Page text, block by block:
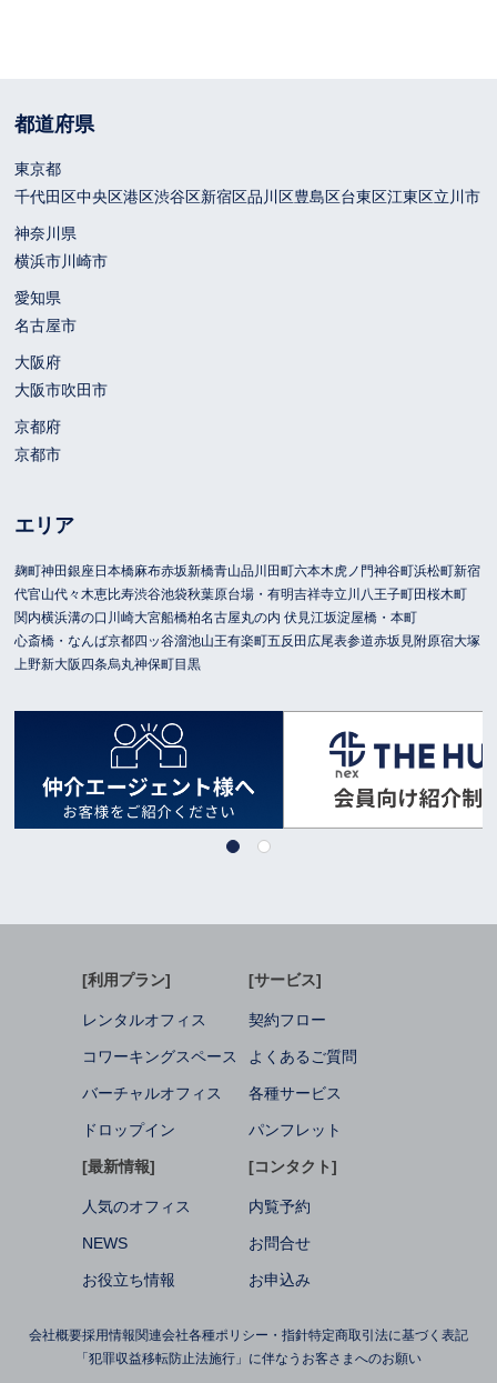
都道府県
東京都
千代田区中央区港区渋谷区新宿区品川区豊島区台東区江東区立川市
神奈川県
横浜市川崎市
愛知県
名古屋市
大阪府
大阪市吹田市
京都府
京都市
エリア
麹町神田銀座日本橋麻布赤坂新橋青山品川 田町六本木虎ノ門神谷町浜松町新宿
代官山代々木恵比寿渋谷池袋秋葉原台場・有明吉祥寺立川 八王子町田桜木町
関内横浜溝の口 川崎大宮船橋柏名古屋丸の内 伏見江坂淀屋橋・本町
心斎橋・なんば京都四ッ谷溜池山王有楽町五反田 広尾表参道赤坂見附原宿大塚
上野新大阪四条烏丸神保町目黒
[利用プラン]
レンタルオフィス
コワーキングスペース
バーチャルオフィス
ドロップイン
[サービス]
契約フロー
よくあるご質問
各種サービス
パンフレット
[最新情報]
人気のオフィス
NEWS
お役立ち情報
[コンタクト]
内覧予約
お問合せ
お申込み
会社概要採用情報関連会社各種ポリシー・指針特定商取引法に基づく表記
「犯罪収益移転防止法施行」に伴なうお客さまへのお願い